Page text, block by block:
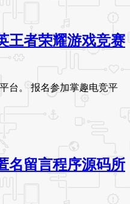
王者荣耀游戏竞赛
台。 报名参加掌趣电竞平
名留言程序源码所